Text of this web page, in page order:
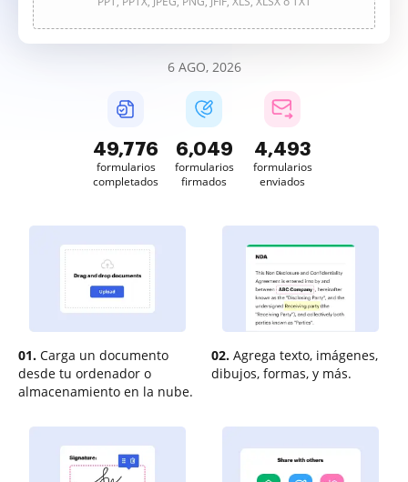
6 AGO, 2026
49,776
formularios
completados
6,049
formularios
firmados
4,493
formularios
enviados
01. Carga un documento
desde tu ordenador o
almacenamiento en la nube.
02. Agrega texto, imágenes,
dibujos, formas, y más.